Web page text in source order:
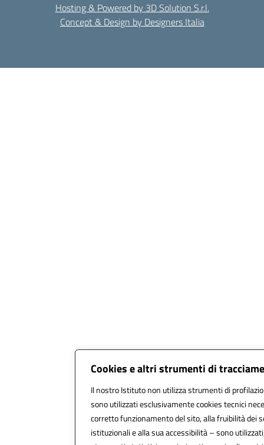
Cookies e altri strumenti di
Il nostro Istituto non utilizza strumenti di
sono utilizzati esclusivamente cookies tecnici
corretto funzionamento del sito, alla fruibilità dei
istituzionali e alla sua accessibilità – sono
Hosting & Powered by 3D Solution S.r.l.
Concept & Design by Designers Italia